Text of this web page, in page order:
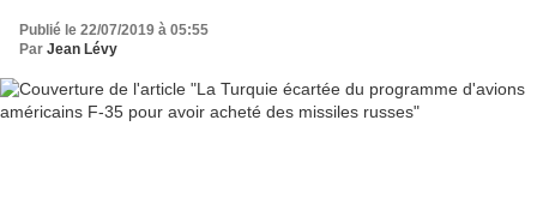
Publié le 22/07/2019 à 05:55
Par Jean Lévy